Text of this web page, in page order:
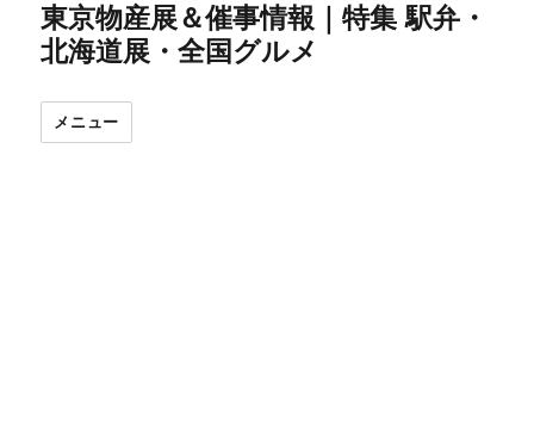
東京物産展＆催事情報｜特集 駅弁・
北海道展・全国グルメ
メニュー